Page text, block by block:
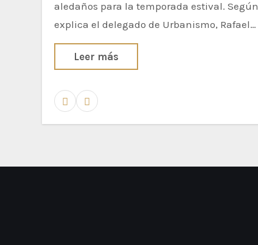
aledaños para la temporada estival. Según
explica el delegado de Urbanismo, Rafael…
Leer más